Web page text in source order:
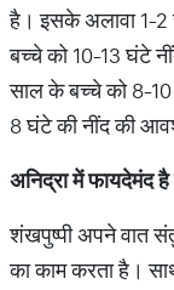
है। इसके अलावा 1-2
बच्चे को 10-13 घंटे
साल के बच्चे को 8-
8 घंटे की नींद की
​अनिद्रा में फायदेमंद
शंखपुष्पी अपने वात
का काम करता है।